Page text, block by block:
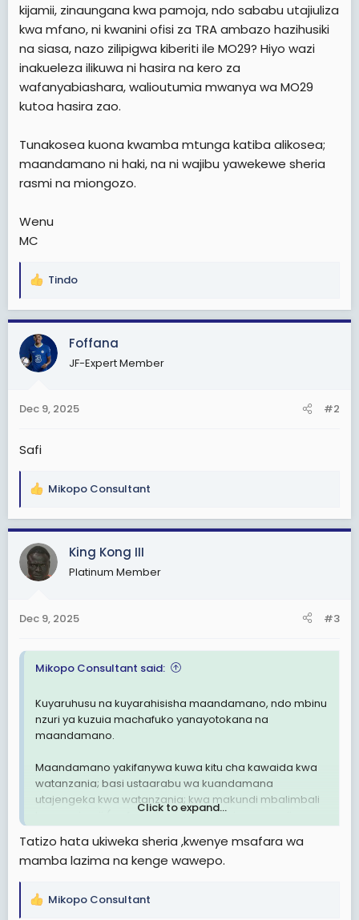
kijamii, zinaungana kwa pamoja, ndo sababu utajiuliza
kwa mfano, ni kwanini ofisi za TRA ambazo hazihusiki
na siasa, nazo zilipigwa kiberiti ile MO29? Hiyo wazi
inakueleza ilikuwa ni hasira na kero za
wafanyabiashara, walioutumia mwanya wa MO29
kutoa hasira zao.
Tunakosea kuona kwamba mtunga katiba alikosea;
maandamano ni haki, na ni wajibu yawekewe sheria
rasmi na miongozo.
Wenu
MC
R
a
c
t
i
s
Tindo
Foffana
JF-Expert Member
Dec 9, 2025 #2
Safi
R
a
c
t
i
s
Mikopo Consultant
King Kong III
Platinum Member
Dec 9, 2025 #3
Mikopo Consultant said:
Kuyaruhusu na kuyarahisisha maandamano, ndo mbinu
nzuri ya kuzuia machafuko yanayotokana na
maandamano.
Maandamano yakifanywa kuwa kitu cha kawaida kwa
watanzania; basi ustaarabu wa kuandamana
utajengeka kwa watanzania; kwa makundi mbalimbali
kwenye jamii (wafanyakazi, wanafunzi, wazee, vijana,
madukuduku yao.
maandamano ya kundi fulani (mfano:
Click to expand...
Tatizo hata ukiweka sheria ,kwenye msafara wa
mamba lazima na kenge wawepo.
R
Mikopo Consultant